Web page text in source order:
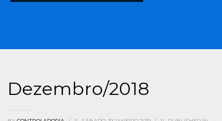
Dezembro/2018